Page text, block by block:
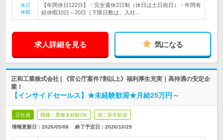
休日
休暇
【年間休日122日】・完全週休2日制（休日は土日祝日）・年間有
給休暇10日～20日（下限日数は、入社…
求人詳細を見る 気になる
正和工業株式会社 | 《官公庁案件7割以上》福利厚生充実｜高待遇の安定企
業！
【インサイドセールス】★未経験歓迎★月給25万円～
正社員 職種・業種未経験OK 第二新卒歓迎
情報更新日：2026/05/08 終了予定日： 2026/10/29